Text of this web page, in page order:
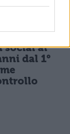
social ai
dal 1°